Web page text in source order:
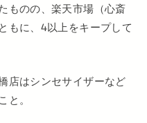
ものの、楽天市場（心斎
もに、4以上をキープして
店はシンセサイザーなど
。